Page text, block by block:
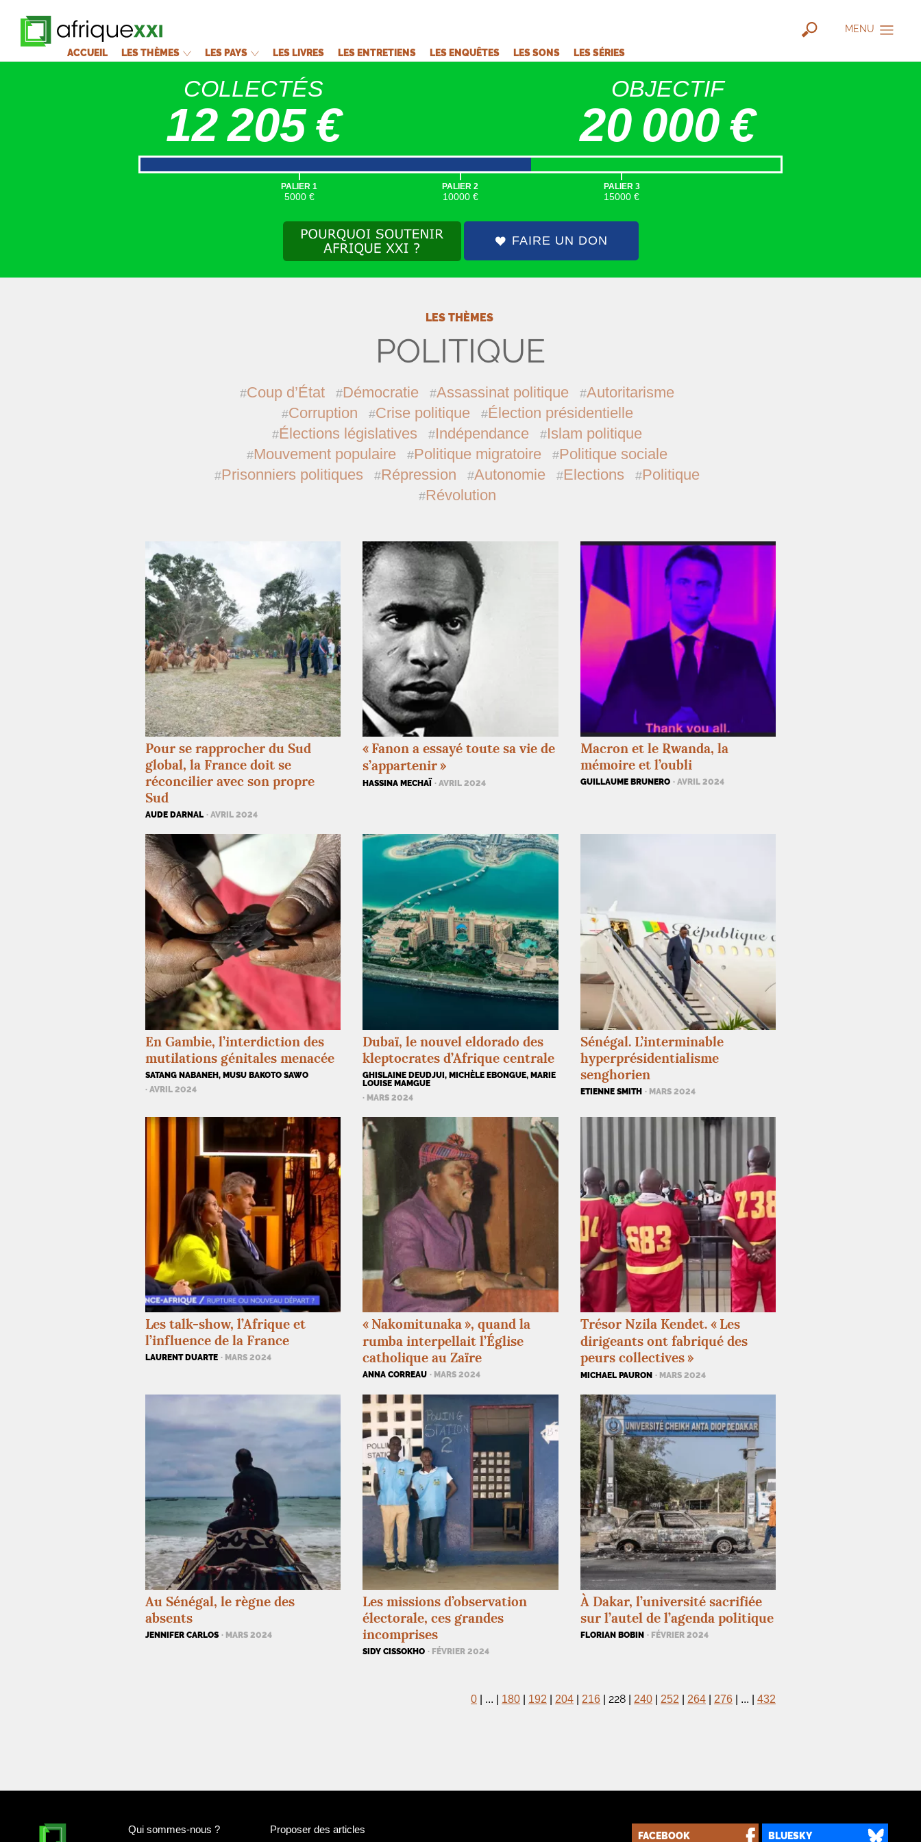
MENU
ACCUEIL LES THÈMES LES PAYS LES LIVRES LES ENTRETIENS LES ENQUÊTES LES SONS LES SÉRIES
COLLECTÉS
12 205 €
OBJECTIF
20 000 €
|
PALIER 1
5000 €
|
PALIER 2
10000 €
|
PALIER 3
15000 €
FAIRE UN DON
LES THÈMES
POLITIQUE
Coup d’État Démocratie Assassinat politique
Autoritarisme
Corruption
Crise politique
Élection présidentielle
Élections législatives
Indépendance
Islam politique
Mouvement populaire
Politique migratoire
Politique sociale
Prisonniers politiques
Répression Autonomie Elections
Politique
Révolution
Pour se rapprocher du Sud
global, la France doit se
réconcilier avec son propre
Sud
AUDE DARNAL · AVRIL 2024
« Fanon a essayé toute sa vie de
s’appartenir »
HASSINA MECHAÏ · AVRIL 2024
Macron et le Rwanda, la
mémoire et l’oubli
GUILLAUME BRUNERO · AVRIL 2024
En Gambie, l’interdiction des
mutilations génitales menacée
SATANG NABANEH, MUSU BAKOTO SAWO
· AVRIL 2024
Dubaï, le nouvel eldorado des
kleptocrates d’Afrique centrale
GHISLAINE DEUDJUI, MICHÈLE EBONGUE, MARIE
LOUISE MAMGUE
· MARS 2024
Sénégal. L’interminable
hyperprésidentialisme
senghorien
ETIENNE SMITH · MARS 2024
Les talk-show, l’Afrique et
l’influence de la France
LAURENT DUARTE · MARS 2024
« Nakomitunaka », quand la
rumba interpellait l’Église
catholique au Zaïre
ANNA CORREAU · MARS 2024
Trésor Nzila Kendet. « Les
dirigeants ont fabriqué des
peurs collectives »
MICHAEL PAURON · MARS 2024
Au Sénégal, le règne des
absents
JENNIFER CARLOS · MARS 2024
Les missions d’observation
électorale, ces grandes
incomprises
SIDY CISSOKHO · FÉVRIER 2024
À Dakar, l’université sacrifiée
sur l’autel de l’agenda politique
FLORIAN BOBIN · FÉVRIER 2024
0 ... 180 192 204 216 228 240 252 264 276 ... 432
FACEBOOK BLUESKY
Qui sommes-nous ?
Proposer des articles